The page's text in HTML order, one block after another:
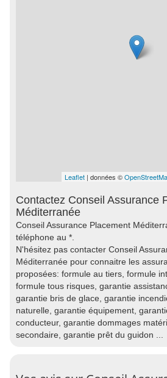
Leaflet | données ©
Contactez Conseil Assurance
Méditerranée
Conseil Assurance Placement
téléphone au *.
N'hésitez pas contacter Conseil
Méditerranée pour connaitre les
proposées: formule au tiers, formule
formule tous risques, garantie
garantie bris de glace, garantie
naturelle, garantie équipement,
conducteur, garantie dommages
secondaire, garantie prêt du guidon ...